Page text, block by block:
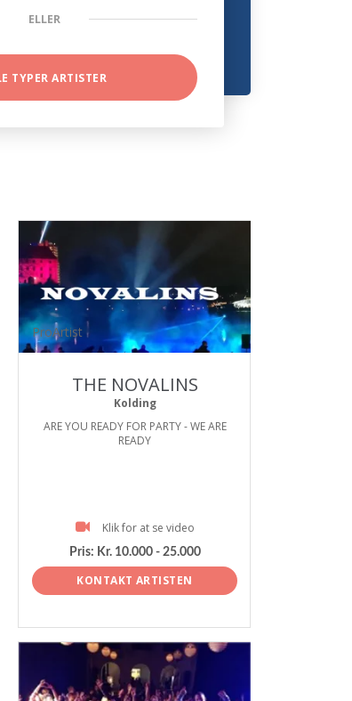
ELLER
TYPER ARTISTER
ProArtist
THE NOVALINS
Kolding
ARE YOU READY FOR PARTY - WE ARE
READY
Klik for at se video
Pris: Kr. 10.000 - 25.000
KONTAKT ARTISTEN